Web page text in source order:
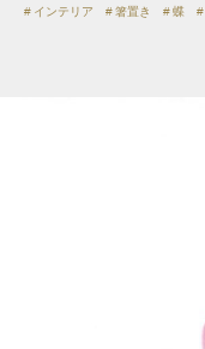
インテリア 箸置き 蝶